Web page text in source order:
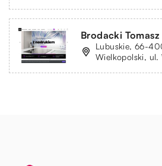
Brodacki Tomasz
Lubuskie, 66-
Wielkopolski, ul.